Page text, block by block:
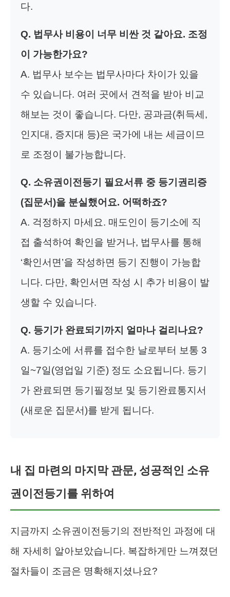
다.
Q. 법무사 비용이 너무 비싼 것 같아요. 조정
이 가능한가요?
A. 법무사 보수는 법무사마다 차이가 있을
수 있습니다. 여러 곳에서 견적을 받아 비교
해보는 것이 좋습니다. 다만, 공과금(취득세,
인지대, 증지대 등)은 국가에 내는 세금이므
로 조정이 불가능합니다.
Q. 소유권이전등기 필요서류 중 등기권리증
(집문서)을 분실했어요. 어떡하죠?
A. 걱정하지 마세요. 매도인이 등기소에 직
접 출석하여 확인을 받거나, 법무사를 통해
‘확인서면’을 작성하면 등기 진행이 가능합
니다. 다만, 확인서면 작성 시 추가 비용이 발
생할 수 있습니다.
Q. 등기가 완료되기까지 얼마나 걸리나요?
A. 등기소에 서류를 접수한 날로부터 보통 3
일~7일(영업일 기준) 정도 소요됩니다. 등기
가 완료되면 등기필정보 및 등기완료통지서
(새로운 집문서)를 받게 됩니다.
내 집 마련의 마지막 관문, 성공적인 소유
권이전등기를 위하여
지금까지 소유권이전등기의 전반적인 과정에 대
해 자세히 알아보았습니다. 복잡하게만 느껴졌던
절차들이 조금은 명확해지셨나요?